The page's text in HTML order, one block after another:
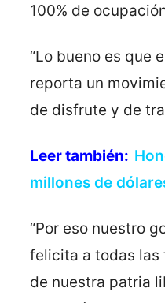
100% de
“Lo bueno es que
reporta un
de disfrute y de
Leer también:
millones de
“Por eso nuestro
felicita a todas las
de nuestra patria